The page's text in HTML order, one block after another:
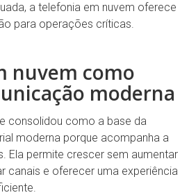
a telefonia em nuvem oferece
para operações críticas.
nuvem como
moderna
consolidou como a base da
moderna porque acompanha a
Ela permite crescer sem aumentar
canais e oferecer uma experiência